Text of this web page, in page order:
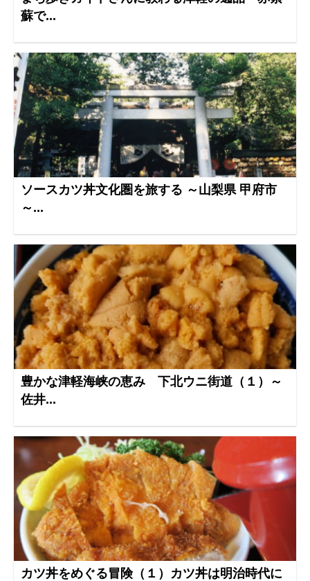
蘇で...
ソースカツ丼文化圏を旅する ～山梨県 甲府市
～...
豊かな津軽海峡の恵み 下北ウニ街道（１）～
佐井...
カツ丼をめぐる冒険（１）カツ丼は明治時代に